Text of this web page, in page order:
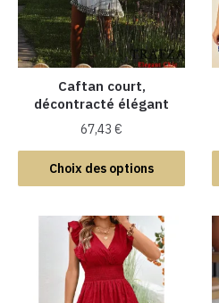
Caftan court,
décontracté élégant
67,43€
Choix des options
Ce
produit
plusieurs
variations.
Les
options